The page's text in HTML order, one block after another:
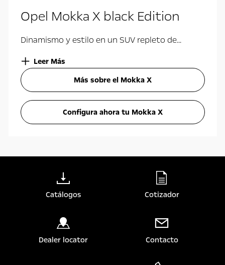
Opel Mokka X black Edition
Dinamismo y estilo en un SUV repleto de...
Leer Más
Más sobre el Mokka X
Configura ahora tu Mokka X
Catálogos Cotizador
Dealer locator Contacto